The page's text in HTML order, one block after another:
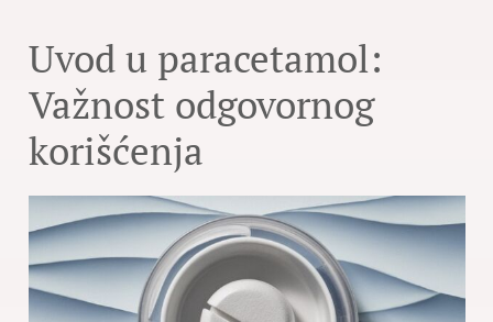
Uvod u paracetamol:
Važnost odgovornog
korišćenja